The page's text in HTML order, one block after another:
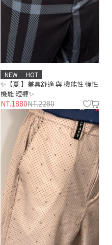
✨【夏 】兼具舒適 與 機能性 彈性
機能 短褲✨
NEW HOT
NT.1880NT.2280